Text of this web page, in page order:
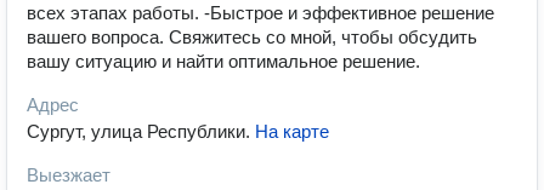
всех этапах работы. -Быстрое и эффективное решение
вашего вопроса. Свяжитесь со мной, чтобы обсудить
вашу ситуацию и найти оптимальное решение.
Адрес
Сургут, улица Республики. На карте
Выезжает